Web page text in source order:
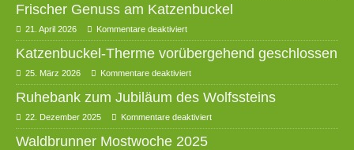
Frischer Genuss am Katzenbuckel
21. April 2026 Kommentare deaktiviert
Katzenbuckel-Therme vorübergehend geschlossen
25. März 2026 Kommentare deaktiviert
Ruhebank zum Jubiläum des Wolfssteins
22. Dezember 2025 Kommentare deaktiviert
Waldbrunner Mostwoche 2025